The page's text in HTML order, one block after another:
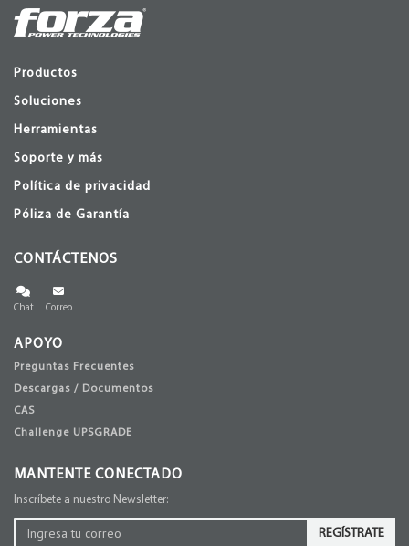
Productos
Soluciones
Herramientas
Soporte y más
Política de privacidad
Póliza de Garantía
CONTÁCTENOS
Chat Correo
APOYO
Preguntas Frecuentes
Descargas / Documentos
CAS
Challenge UPSGRADE
MANTENTE CONECTADO
Inscríbete a nuestro Newsletter:
REGÍSTRATE